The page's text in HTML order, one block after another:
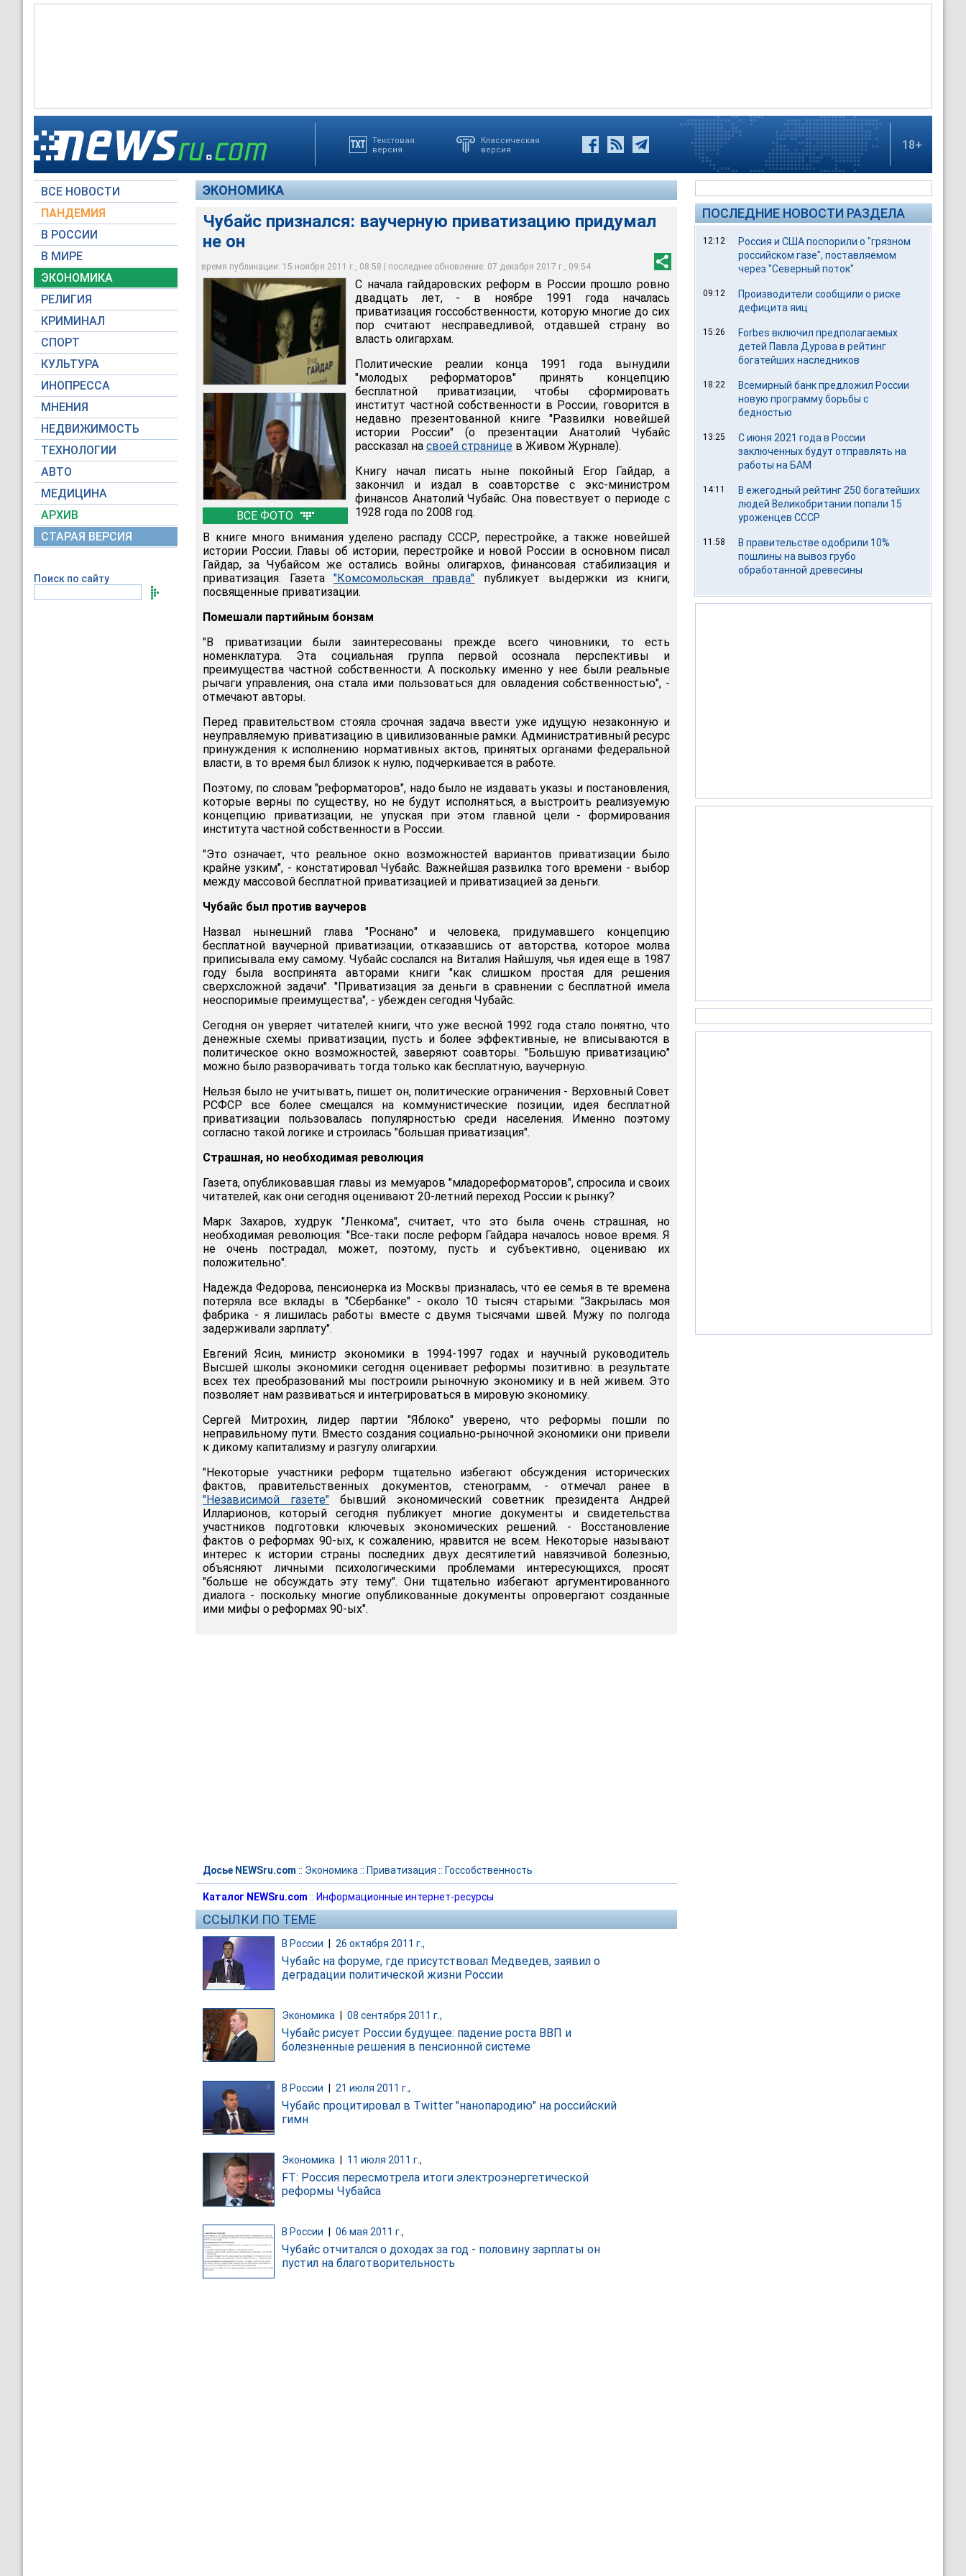
Текстовая
версия
Классическая
версия
18+
ВСЕ НОВОСТИ
ПАНДЕМИЯ
В РОССИИ
В МИРЕ
ЭКОНОМИКА
РЕЛИГИЯ
КРИМИНАЛ
СПОРТ
КУЛЬТУРА
ИНОПРЕССА
МНЕНИЯ
НЕДВИЖИМОСТЬ
ТЕХНОЛОГИИ
АВТО
МЕДИЦИНА
АРХИВ
СТАРАЯ ВЕРСИЯ
Поиск по сайту
ЭКОНОМИКА
Чубайс признался: ваучерную приватизацию придумал
не он
время публикации: 15 ноября 2011 г., 08:58 | последнее обновление: 07 декабря 2017 г., 09:54
ВСЕ ФОТО
Политические реалии конца 1991 года вынудили "молодых реформаторов" принять
концепцию бесплатной приватизации, чтобы сформировать институт частной
собственности в России, говорится в недавно презентованной книге "Развилки
новейшей истории России"
YouTube / gaidarfund
Книгу начал писать ныне покойный Егор Гайдар, а закончил и издал в соавторстве с
экс-министром финансов Анатолий Чубайс
YouTube / gaidarfund
Главы об истории, перестройке и новой России в основном писал Гайдар, за Чубайсом
же остались войны олигархов, финансовая стабилизация и приватизация
Reuters
С начала гайдаровских реформ в России прошло ровно
двадцать лет, - в ноябре 1991 года началась
приватизация госсобственности, которую многие до сих
пор считают несправедливой, отдавшей страну во
власть олигархам.
Политические реалии конца 1991 года вынудили
"молодых реформаторов" принять концепцию
бесплатной приватизации, чтобы сформировать
институт частной собственности в России, говорится в
недавно презентованной книге "Развилки новейшей
истории России" (о презентации Анатолий Чубайс
рассказал на своей странице в Живом Журнале).
Книгу начал писать ныне покойный Егор Гайдар, а
закончил и издал в соавторстве с экс-министром
финансов Анатолий Чубайс. Она повествует о периоде с
1928 года по 2008 год.
В книге много внимания уделено распаду СССР, перестройке, а также новейшей
истории России. Главы об истории, перестройке и новой России в основном писал
Гайдар, за Чубайсом же остались войны олигархов, финансовая стабилизация и
приватизация. Газета"Комсомольская правда" публикует выдержки из книги,
посвященные приватизации.
Помешали партийным бонзам
"В приватизации были заинтересованы прежде всего чиновники, то есть
номенклатура. Эта социальная группа первой осознала перспективы и
преимущества частной собственности. А поскольку именно у нее были реальные
рычаги управления, она стала ими пользоваться для овладения собственностью", -
отмечают авторы.
Перед правительством стояла срочная задача ввести уже идущую незаконную и
неуправляемую приватизацию в цивилизованные рамки. Административный ресурс
принуждения к исполнению нормативных актов, принятых органами федеральной
власти, в то время был близок к нулю, подчеркивается в работе.
Поэтому, по словам "реформаторов", надо было не издавать указы и постановления,
которые верны по существу, но не будут исполняться, а выстроить реализуемую
концепцию приватизации, не упуская при этом главной цели - формирования
института частной собственности в России.
"Это означает, что реальное окно возможностей вариантов приватизации было
крайне узким", - констатировал Чубайс. Важнейшая развилка того времени - выбор
между массовой бесплатной приватизацией и приватизацией за деньги.
Чубайс был против ваучеров
Назвал нынешний глава "Роснано" и человека, придумавшего концепцию
бесплатной ваучерной приватизации, отказавшись от авторства, которое молва
приписывала ему самому. Чубайс сослался на Виталия Найшуля, чья идея еще в 1987
году была воспринята авторами книги "как слишком простая для решения
сверхсложной задачи". "Приватизация за деньги в сравнении с бесплатной имела
неоспоримые преимущества", - убежден сегодня Чубайс.
Сегодня он уверяет читателей книги, что уже весной 1992 года стало понятно, что
денежные схемы приватизации, пусть и более эффективные, не вписываются в
политическое окно возможностей, заверяют соавторы. "Большую приватизацию"
можно было разворачивать тогда только как бесплатную, ваучерную.
Нельзя было не учитывать, пишет он, политические ограничения - Верховный Совет
РСФСР все более смещался на коммунистические позиции, идея бесплатной
приватизации пользовалась популярностью среди населения. Именно поэтому
согласно такой логике и строилась "большая приватизация".
Страшная, но необходимая революция
Газета, опубликовавшая главы из мемуаров "младореформаторов", спросила и своих
читателей, как они сегодня оценивают 20-летний переход России к рынку?
Марк Захаров, худрук "Ленкома", считает, что это была очень страшная, но
необходимая революция: "Все-таки после реформ Гайдара началось новое время. Я
не очень пострадал, может, поэтому, пусть и субъективно, оцениваю их
положительно".
Надежда Федорова, пенсионерка из Москвы призналась, что ее семья в те времена
потеряла все вклады в "Сбербанке" - около 10 тысяч старыми: "Закрылась моя
фабрика - я лишилась работы вместе с двумя тысячами швей. Мужу по полгода
задерживали зарплату".
Евгений Ясин, министр экономики в 1994-1997 годах и научный руководитель
Высшей школы экономики сегодня оценивает реформы позитивно: в результате
всех тех преобразований мы построили рыночную экономику и в ней живем. Это
позволяет нам развиваться и интегрироваться в мировую экономику.
Сергей Митрохин, лидер партии "Яблоко" уверено, что реформы пошли по
неправильному пути. Вместо создания социально-рыночной экономики они привели
к дикому капитализму и разгулу олигархии.
"Некоторые участники реформ тщательно избегают обсуждения исторических
фактов, правительственных документов, стенограмм, - отмечал ранее в
"Независимой газете" бывший экономический советник президента Андрей
Илларионов, который сегодня публикует многие документы и свидетельства
участников подготовки ключевых экономических решений. - Восстановление
фактов о реформах 90-ых, к сожалению, нравится не всем. Некоторые называют
интерес к истории страны последних двух десятилетий навязчивой болезнью,
объясняют личными психологическими проблемами интересующихся, просят
"больше не обсуждать эту тему". Они тщательно избегают аргументированного
диалога - поскольку многие опубликованные документы опровергают созданные
ими мифы о реформах 90-ых".
Досье NEWSru.com :: Экономика :: Приватизация :: Госсобственность
Каталог NEWSru.com :: Информационные интернет-ресурсы
ССЫЛКИ ПО ТЕМЕ
В России 26 октября 2011 г.,
Чубайс на форуме, где присутствовал Медведев, заявил о
деградации политической жизни России
Экономика 08 сентября 2011 г.,
Чубайс рисует России будущее: падение роста ВВП и
болезненные решения в пенсионной системе
В России | 21 июля 2011 г.,
Чубайс процитировал в Twitter "нанопародию" на российский
гимн
Экономика 11 июля 2011 г.,
FT: Россия пересмотрела итоги электроэнергетической
реформы Чубайса
В России 06 мая 2011 г.,
Чубайс отчитался о доходах за год - половину зарплаты он
пустил на благотворительность
ПОСЛЕДНИЕ НОВОСТИ РАЗДЕЛА
12:12
Россия и США поспорили о "грязном
российском газе", поставляемом
через "Северный поток"
09:12
Производители сообщили о риске
дефицита яиц
15:26
Forbes включил предполагаемых
детей Павла Дурова в рейтинг
богатейших наследников
18:22
Всемирный банк предложил России
новую программу борьбы с
бедностью
13:25
С июня 2021 года в России
заключенных будут отправлять на
работы на БАМ
14:11
В ежегодный рейтинг 250 богатейших
людей Великобритании попали 15
уроженцев СССР
11:58
В правительстве одобрили 10%
пошлины на вывоз грубо
обработанной древесины